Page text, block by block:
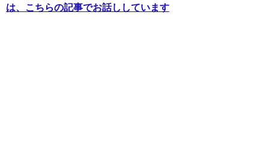
は、こちらの記事でお話ししています